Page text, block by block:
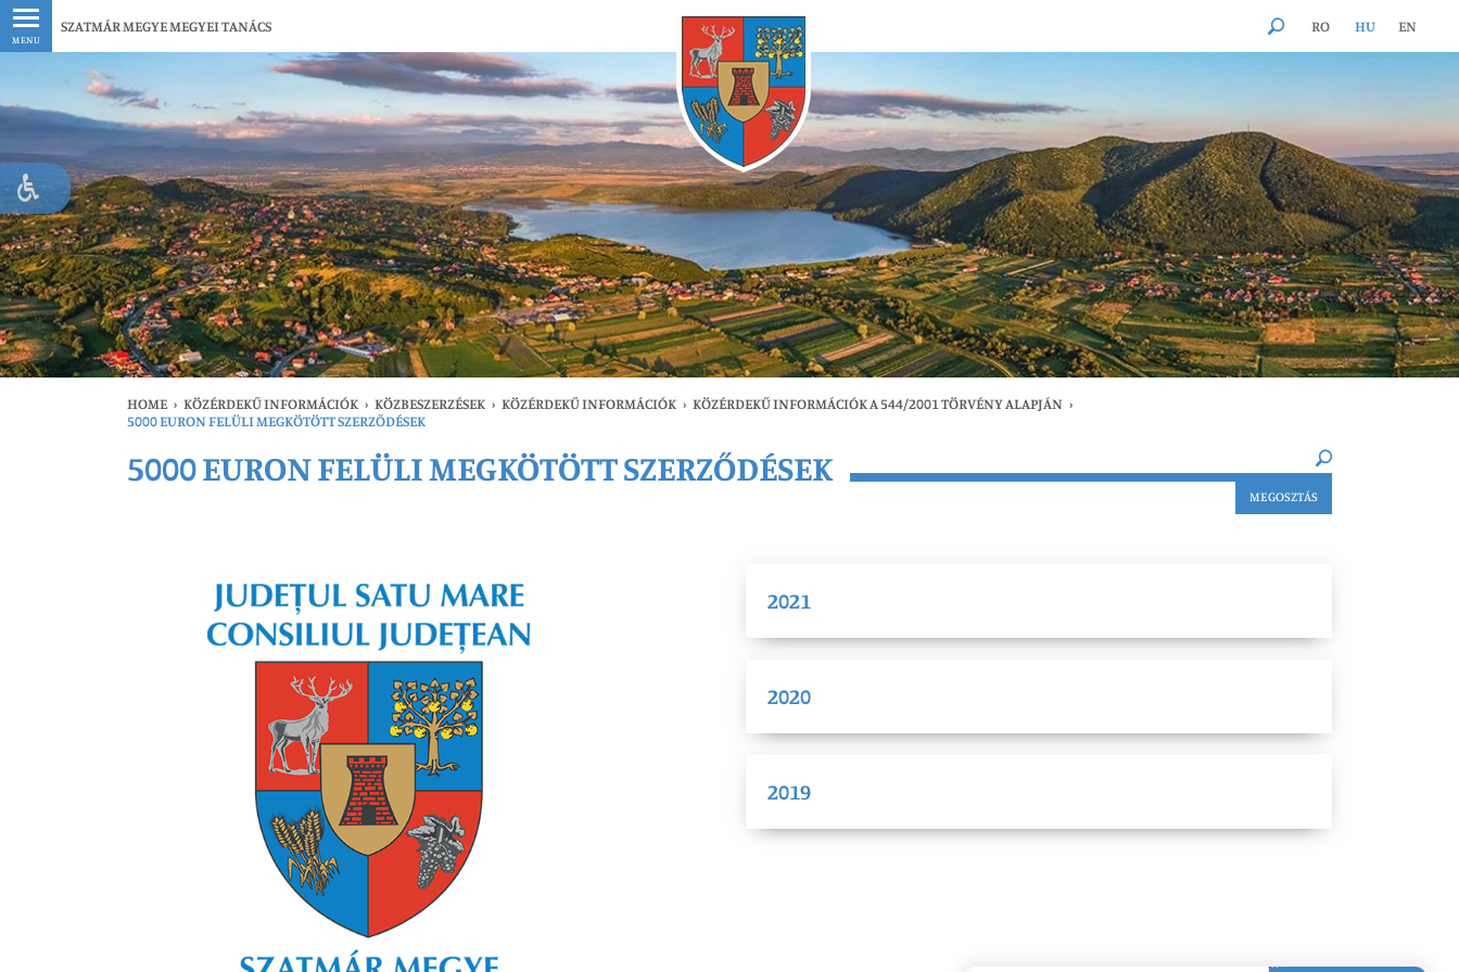
MENU
SZATMÁR MEGYE MEGYEI TANÁCS RO HU EN
HOME › KÖZÉRDEKŰ INFORMÁCIÓK › KÖZBESZERZÉSEK › KÖZÉRDEKŰ INFORMÁCIÓK › KÖZÉRDEKŰ INFORMÁCIÓK A 544/2001 TÖRVÉNY ALAPJÁN ›
5000 EURON FELÜLI MEGKÖTÖTT SZERZŐDÉSEK
Legfrissebb Bármikor
5000 EURON FELÜLI MEGKÖTÖTT SZERZŐDÉSEK
MEGOSZTÁS
2021
2020
2019